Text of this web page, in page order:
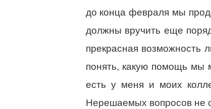
до конца февраля мы
должны вручить еще
прекрасная возможность
понять, какую помощь мы
есть у меня и моих
Нерешаемых вопросов не